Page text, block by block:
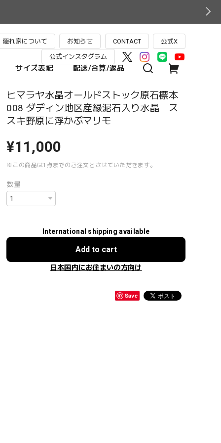
隠れ家について お知らせ CONTACT 公式X
公式インスタグラム
サイズ表記 配送/合算/返品
ヒマラヤ水晶オールドストック原石標本
008 ダディン地区産緑泥石入り水晶 ス
スキ野原に浮かぶマリモ
¥11,000
※この商品は1点までのご注文とさせていただきます。
数量
International shipping available
Add to cart
日本国内にお住まいの方向け
Save